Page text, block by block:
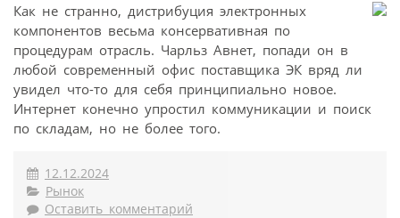
Как не странно, дистрибуция электронных
компонентов весьма консервативная по
процедурам отрасль. Чарльз Авнет, попади он в
любой современный офис поставщика ЭК вряд ли
увидел что-то для себя принципиально новое.
Интернет конечно упростил коммуникации и поиск
по складам, но не более того.
12.12.2024
Рынок
Оставить комментарий